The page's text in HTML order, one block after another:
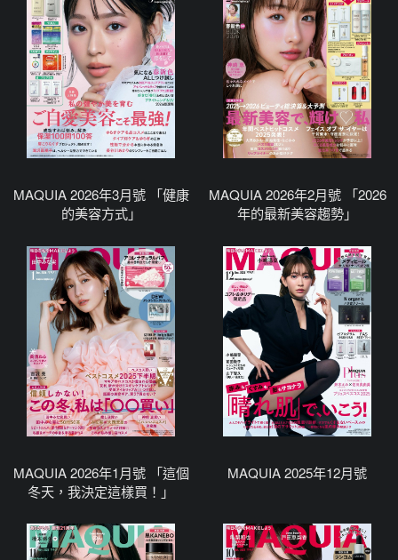
MAQUIA 2026年3月號 「健康
的美容方式」
MAQUIA 2026年2月號 「2026
年的最新美容趨勢」
MAQUIA 2026年1月號 「這個
冬天，我決定這樣買！」
MAQUIA 2025年12月號